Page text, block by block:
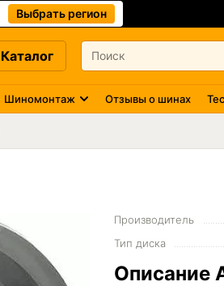
Выбрать регион
Каталог
Шиномонтаж Отзывы о шинах
Производитель
Тип диска
Описание